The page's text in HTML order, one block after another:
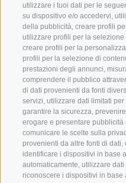
utilizzare i tuoi dati per le
su dispositivo e/o accedervi,
della pubblicità, creare profili
utilizzare profili per la
creare profili per la
profili per la selezione di
prestazioni degli annunci,
comprendere il pubblico
di dati provenienti da fonti
servizi, utilizzare dati limitati
garantire la sicurezza,
erogare e presentare pubblicità
comunicare le scelte sulla
provenienti da altre fonti di dati,
identificare i dispositivi in base
automaticamente, utilizzare
riconoscere i dispositivi in base
BENVENUTI NELLA
TURISTICA DI
VAL GIOVO
VAL RACINES
VAL RIDANNA
IMPIANTI DI RISALITA
SCUOLA DI SCI RACINES